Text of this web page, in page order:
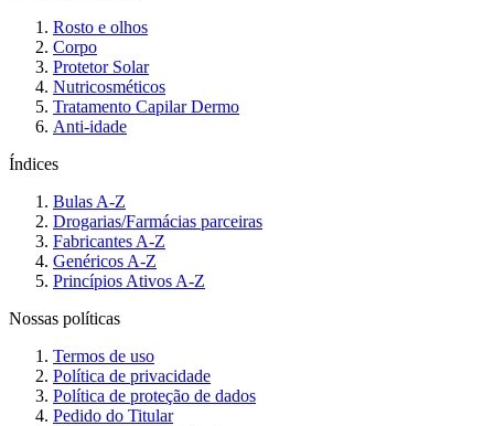
Rosto e olhos
Corpo
Protetor Solar
Nutricosméticos
Tratamento Capilar Dermo
Anti-idade
Índices
Bulas A-Z
Drogarias/Farmácias parceiras
Fabricantes A-Z
Genéricos A-Z
Princípios Ativos A-Z
Nossas políticas
Termos de uso
Política de privacidade
Política de proteção de dados
Pedido do Titular